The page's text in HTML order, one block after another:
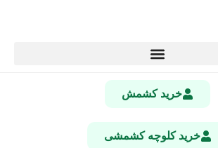
خرید کشمش
خرید کلوچه کشمشی